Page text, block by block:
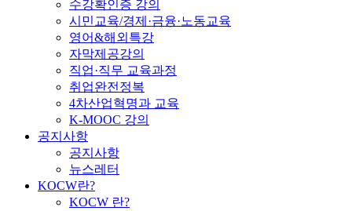
수강확인증 강의
시민교육/경제·금융·노동교육
영어&해외특강
자막제공강의
직업·직무 교육과정
취업완전정복
4차산업혁명과 교육
K-MOOC 강의
공지사항
공지사항
뉴스레터
KOCW란?
KOCW 란?